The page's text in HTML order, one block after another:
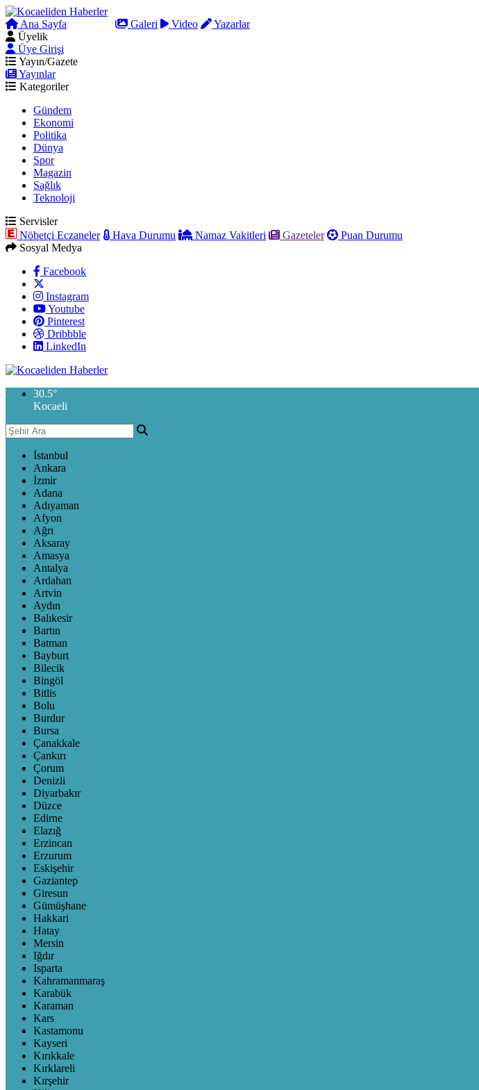
Ana Sayfa Galeri Video
Yazarlar
Üyelik
Üye Girişi
Yayın/Gazete
Yayınlar
Kategoriler
Gündem
Ekonomi
Politika
Dünya
Spor
Magazin
Sağlık
Teknoloji
Servisler
Nöbetçi Eczaneler
Hava Durumu Namaz Vakitleri Gazeteler
Puan Durumu
Sosyal Medya
Facebook
Instagram
Youtube
Pinterest
Dribbble
LinkedIn
30.5°
Kocaeli
İstanbul
Ankara
İzmir
Adana
Adıyaman
Afyon
Ağrı
Aksaray
Amasya
Antalya
Ardahan
Artvin
Aydın
Balıkesir
Bartın
Batman
Bayburt
Bilecik
Bingöl
Bitlis
Bolu
Burdur
Bursa
Çanakkale
Çankırı
Çorum
Denizli
Diyarbakır
Düzce
Edirne
Elazığ
Erzincan
Erzurum
Eskişehir
Gaziantep
Giresun
Gümüşhane
Hakkari
Hatay
Mersin
Iğdır
Isparta
Kahramanmaraş
Karabük
Karaman
Kars
Kastamonu
Kayseri
Kırıkkale
Kırklareli
Kırşehir